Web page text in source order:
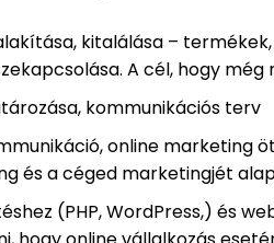
kitalálása –
A cél, hogy
kommunikációs terv
online marketing
és a céged marketingjét
(PHP, WordPress,) és